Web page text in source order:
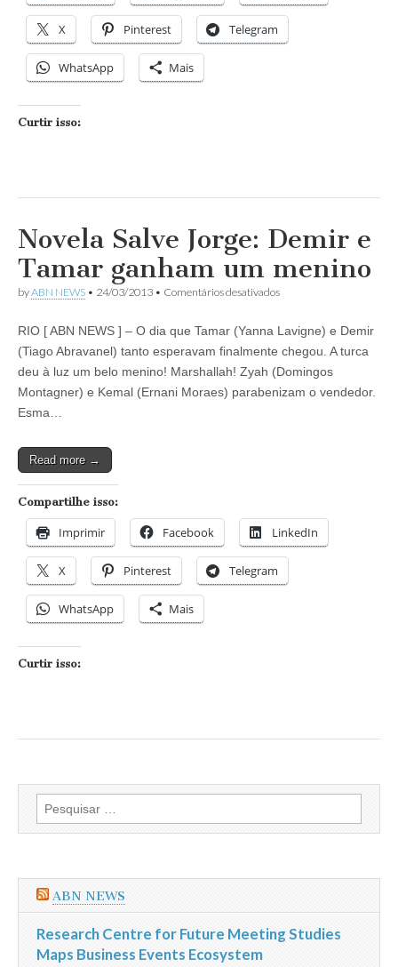
X Pinterest Telegram
WhatsApp Mais
Curtir isso:
Novela Salve Jorge: Demir e
Tamar ganham um menino
byABN NEWS • 24/03/2013 • Comentários desativadosem
Jorge:
Demir
Tamar
ganham
RIO [ ABN NEWS ] – O dia que Tamar (Yanna Lavigne) e Demir
(Tiago Abravanel) tanto esperavam finalmente chegou. A turca
deu à luz um belo menino! Marshallah! Zyah (Domingos
Montagner) e Kemal (Ernani Moraes) parabenizam o vendedor.
Esma…
Read more →
Compartilhe isso:
Imprimir Facebook LinkedIn
X Pinterest Telegram
WhatsApp Mais
Curtir isso:
Pesquisar
por:
ABN NEWS
Research Centre for Future Meeting Studies
Maps Business Events Ecosystem